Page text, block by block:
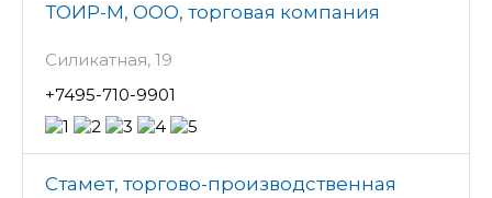
ТОИР-М, ООО, торговая компания
Силикатная, 19
+7495-710-9901
Стамет, торгово-производственная